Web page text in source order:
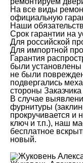
На все виды
официальную
Наши
Срок гарантии на
Для российской
Для импортной
Гарантия
были
не были
подвергались
стороны
В случае
фурнитуры
прокручивается и
ключ и т.п.), наш
бесплатное
новый.